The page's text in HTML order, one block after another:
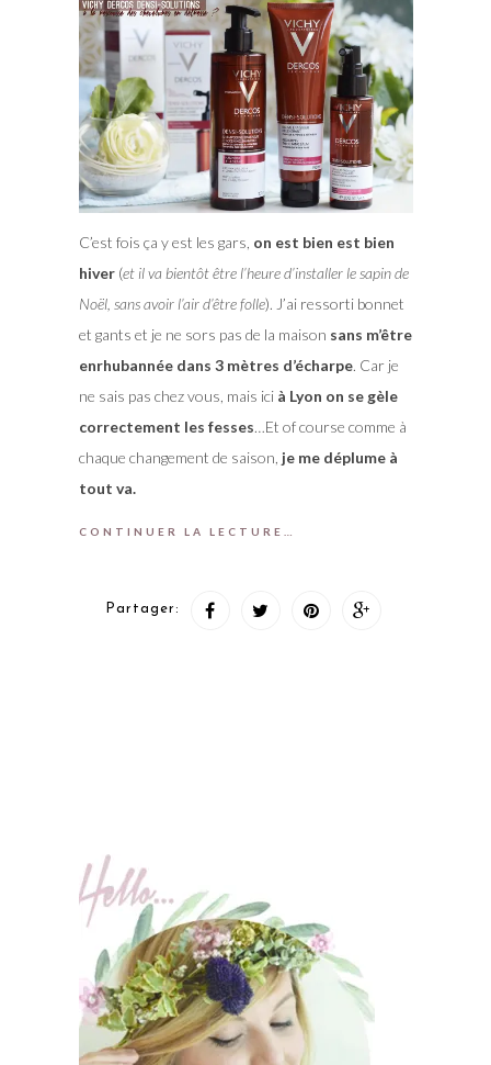
C’est fois ça y est les gars, on est bien est bien
hiver(et il va bientôt être l’heure d’installer le sapin de
Noël, sans avoir l’air d’être folle). J’ai ressorti bonnet
et gants et je ne sors pas de la maison sans m’être
enrhubannée dans 3 mètres d’écharpe. Car je
ne sais pas chez vous, mais icià Lyon on se gèle
correctement les fesses…Et of course comme à
chaque changement de saison, je me déplume à
tout va.
CONTINUER LA LECTURE…
Partager: